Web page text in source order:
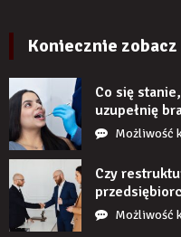
Koniecznie zobacz
Co się
uzupełnię
Możliwość
Czy
Możliwość